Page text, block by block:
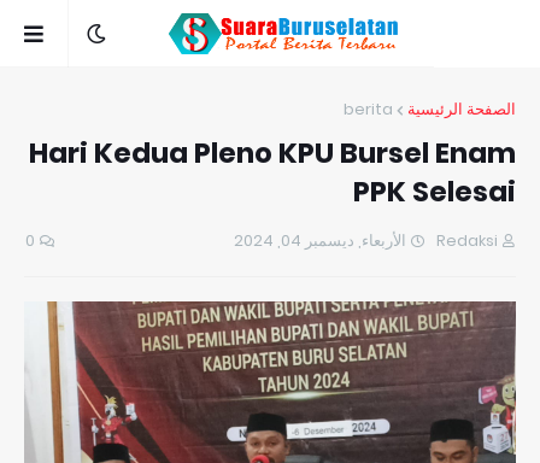
الصفحة الرئيسية berita
Hari Kedua Pleno KPU Bursel Enam
PPK Selesai
Redaksi الأربعاء, ديسمبر 04, 2024 0